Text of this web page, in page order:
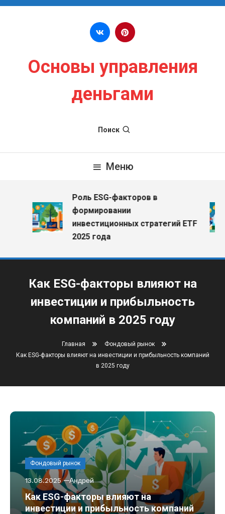
Перейти к содержимому
Основы управления
деньгами
Поиск
Меню
Роль ESG-факторов в
формировании
инвестиционных стратегий ETF
2025 года
Как ESG-факторы влияют на
инвестиции и прибыльность
компаний в 2025 году
Главная
Фондовый рынок
Как ESG-факторы влияют на инвестиции и прибыльность компаний
в 2025 году
Фондовый рынок
13.08.2025 Андрей
Как ESG-факторы влияют на
инвестиции и прибыльность компаний